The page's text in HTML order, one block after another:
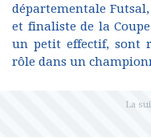
départementale
et finaliste de la
un petit effectif, sont
rôle dans un